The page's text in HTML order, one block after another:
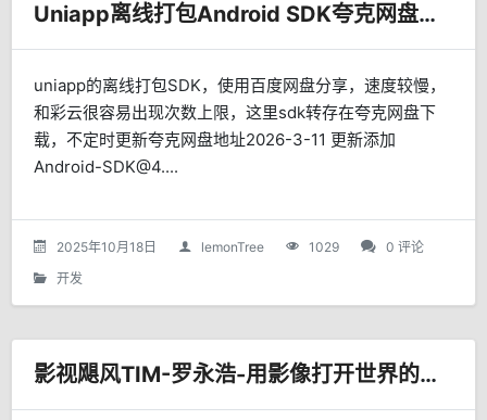
Uniapp离线打包Android SDK夸克网盘下载
uniapp的离线打包SDK，使用百度网盘分享，速度较慢，
和彩云很容易出现次数上限，这里sdk转存在夸克网盘下
载，不定时更新夸克网盘地址2026-3-11 更新添加
Android-SDK@4....
2025年10月18日 lemonTree 1029
0 评论
开发
影视飓风TIM-罗永浩-用影像打开世界的梦想家-播客文稿 txt 下载